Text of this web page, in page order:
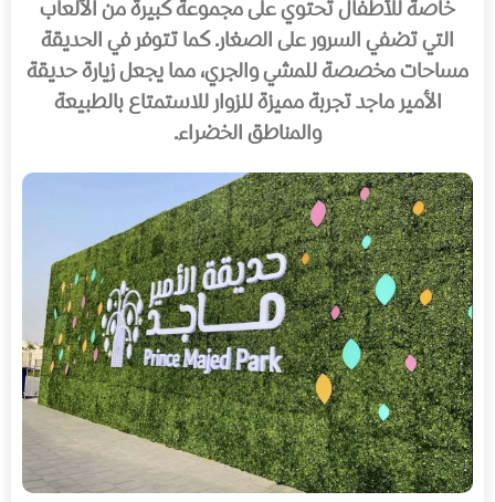
خاصة للأطفال تحتوي على مجموعة كبيرة من الألعاب
التي تضفي السرور على الصغار. كما تتوفر في الحديقة
مساحات مخصصة للمشي والجري، مما يجعل زيارة حديقة
الأمير ماجد تجربة مميزة للزوار للاستمتاع بالطبيعة
والمناطق الخضراء.